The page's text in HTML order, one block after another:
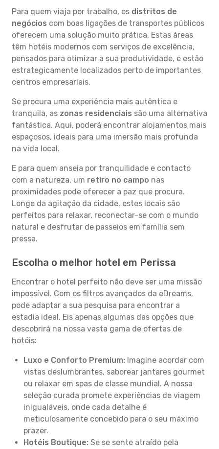
Para quem viaja por trabalho, os distritos de
negócios com boas ligações de transportes públicos
oferecem uma solução muito prática. Estas áreas
têm hotéis modernos com serviços de excelência,
pensados para otimizar a sua produtividade, e estão
estrategicamente localizados perto de importantes
centros empresariais.
Se procura uma experiência mais autêntica e
tranquila, as zonas residenciais são uma alternativa
fantástica. Aqui, poderá encontrar alojamentos mais
espaçosos, ideais para uma imersão mais profunda
na vida local.
E para quem anseia por tranquilidade e contacto
com a natureza, um retiro no campo nas
proximidades pode oferecer a paz que procura.
Longe da agitação da cidade, estes locais são
perfeitos para relaxar, reconectar-se com o mundo
natural e desfrutar de passeios em família sem
pressa.
Escolha o melhor hotel em Perissa
Encontrar o hotel perfeito não deve ser uma missão
impossível. Com os filtros avançados da eDreams,
pode adaptar a sua pesquisa para encontrar a
estadia ideal. Eis apenas algumas das opções que
descobrirá na nossa vasta gama de ofertas de
hotéis:
Luxo e Conforto Premium: Imagine acordar com
vistas deslumbrantes, saborear jantares gourmet
ou relaxar em spas de classe mundial. A nossa
seleção curada promete experiências de viagem
inigualáveis, onde cada detalhe é
meticulosamente concebido para o seu máximo
prazer.
Hotéis Boutique: Se se sente atraído pela